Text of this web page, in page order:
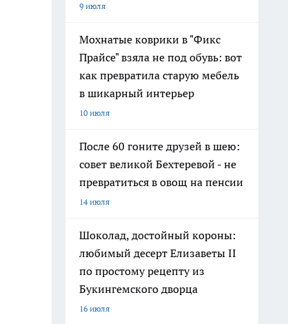
9 июля
Мохнатые коврики в "Фикс
Прайсе" взяла не под обувь: вот
как превратила старую мебель
в шикарный интерьер
10 июля
После 60 гоните друзей в шею:
совет великой Бехтеревой - не
превратиться в овощ на пенсии
14 июля
Шоколад, достойный короны:
любимый десерт Елизаветы II
по простому рецепту из
Букингемского дворца
16 июля